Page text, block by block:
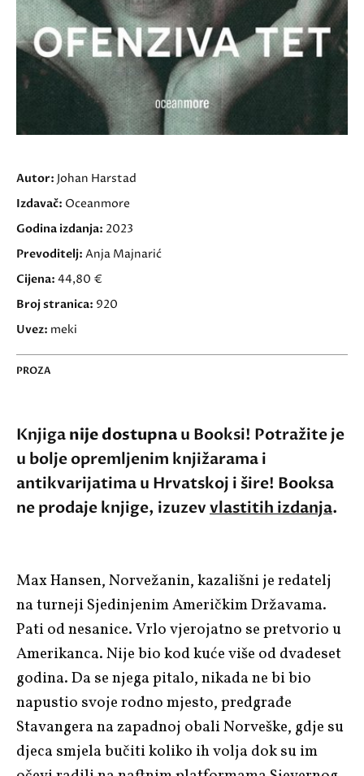
Autor: Johan Harstad
Izdavač: Oceanmore
Godina izdanja: 2023
Prevoditelj: Anja Majnarić
Cijena: 44,80 €
Broj stranica: 920
Uvez: meki
PROZA
Knjiganije dostupnau Booksi! Potražite je
u bolje opremljenim knjižarama i
antikvarijatima u Hrvatskoj i šire! Booksa
ne prodaje knjige, izuzevvlastitih izdanja.
Max Hansen, Norvežanin, kazališni je redatelj
na turneji Sjedinjenim Američkim Državama.
Pati od nesanice. Vrlo vjerojatno se pretvorio u
Amerikanca. Nije bio kod kuće više od dvadeset
godina. Da se njega pitalo, nikada ne bi bio
napustio svoje rodno mjesto, predgrađe
Stavangera na zapadnoj obali Norveške, gdje su
djeca smjela bučiti koliko ih volja dok su im